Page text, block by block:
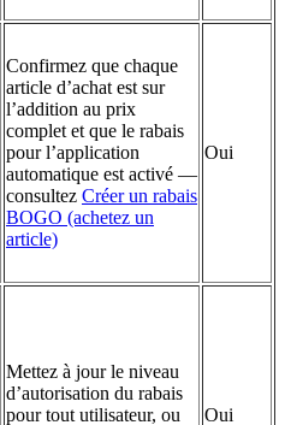
Confirmez que chaque
article d’achat est sur
l’addition au prix
complet et que le rabais
pour l’application
automatique est activé —
consultez Créer un rabais
BOGO (achetez un
article)
Oui
Mettez à jour le niveau
d’autorisation du rabais
pour tout utilisateur, ou
Oui